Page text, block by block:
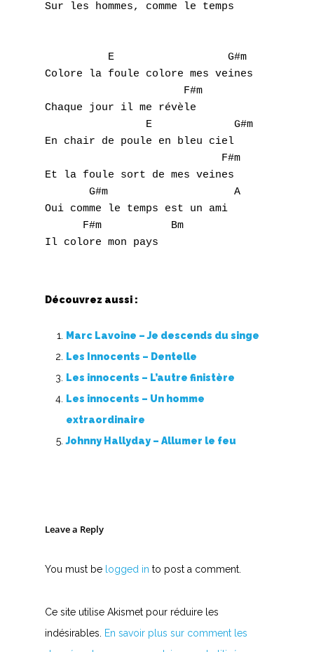
Sur les hommes, comme le temps
          E                  G#m
Colore la foule colore mes veines
                      F#m
Chaque jour il me révèle
                E             G#m
En chair de poule en bleu ciel
                            F#m
Et la foule sort de mes veines
       G#m                    A
Oui comme le temps est un ami
      F#m           Bm
Découvrez aussi :
Marc Lavoine – Je descends du singe
Les Innocents – Dentelle
Les innocents – L’autre finistère
Les innocents – Un homme
extraordinaire
Johnny Hallyday – Allumer le feu
Leave a Reply
You must be logged in to post a comment.
Ce site utilise Akismet pour réduire les
indésirables.
En savoir plus sur comment les
X
Y
Z
Nouvelles tabs
Top 100